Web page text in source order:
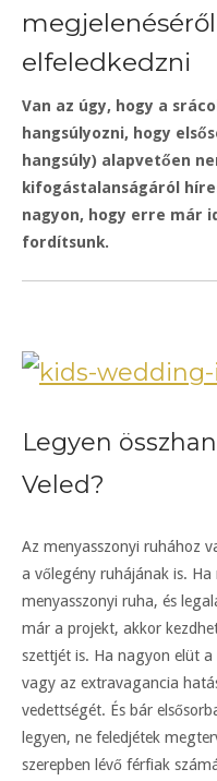
elfeledkedzni
Van az úgy, hogy a
hangsúlyozni, hogy
hangsúly) alapvetően
kifogástalanságáról
nagyon, hogy erre már
fordítsunk.
Legyen
Veled?
Az menyasszonyi ruhához
a vőlegény ruhájának is.
menyasszonyi ruha, és
már a projekt, akkor
szettjét is. Ha nagyon elüt
vagy az extravagancia
vedettségét. És bár
legyen, ne feledjétek
szerepben lévő férfiak